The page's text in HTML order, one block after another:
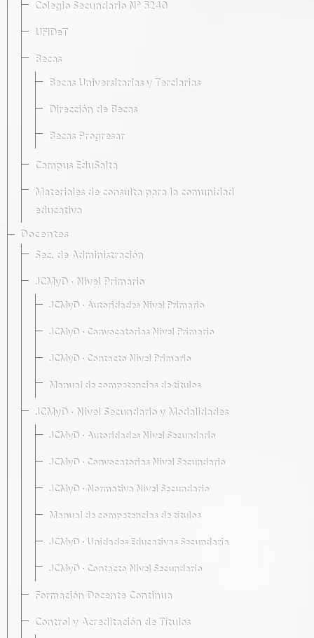
Colegio Secundario Nº 5240
UFIDeT
Becas
Becas Universitarias y Terciarias
Dirección de Becas
Becas Progresar
Campus EduSalta
Materiales de consulta para la comunidad
educativa
Docentes
Sec. de Administración
JCMyD · Nivel Primario
JCMyD · Autoridades Nivel Primario
JCMyD · Convocatorias Nivel Primario
JCMyD · Contacto Nivel Primario
Manual de competencias de títulos
JCMyD · Nivel Secundario y Modalidades
JCMyD · Autoridades Nivel Secundario
JCMyD · Convocatorias Nivel Secundario
JCMyD · Normativa Nivel Secundario
Manual de competencias de títulos
JCMyD · Unidades Educativas Secundaria
JCMyD · Contacto Nivel Secundario
Formación Docente Continua
Control y Acreditación de Títulos